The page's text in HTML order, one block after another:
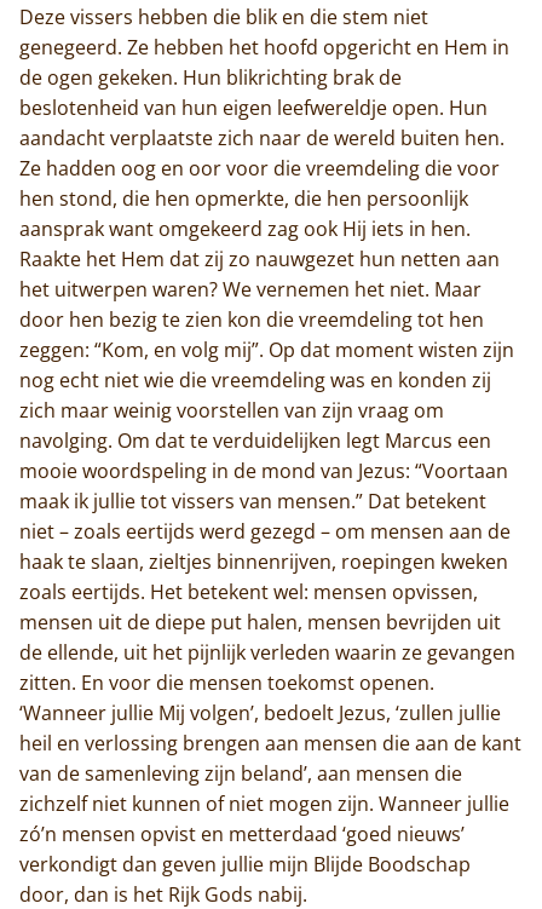
Home
Trappisten
De abdij
Actueel
Monnik worden
Contact
Deze vissers hebben die blik en die stem niet
genegeerd. Ze hebben het hoofd opgericht en Hem in
de ogen gekeken. Hun blikrichting brak de
beslotenheid van hun eigen leefwereldje open. Hun
aandacht verplaatste zich naar de wereld buiten hen.
Ze hadden oog en oor voor die vreemdeling die voor
hen stond, die hen opmerkte, die hen persoonlijk
aansprak want omgekeerd zag ook Hij iets in hen.
Raakte het Hem dat zij zo nauwgezet hun netten aan
het uitwerpen waren? We vernemen het niet. Maar
door hen bezig te zien kon die vreemdeling tot hen
zeggen: “Kom, en volg mij”. Op dat moment wisten zijn
nog echt niet wie die vreemdeling was en konden zij
zich maar weinig voorstellen van zijn vraag om
navolging. Om dat te verduidelijken legt Marcus een
mooie woordspeling in de mond van Jezus: “Voortaan
maak ik jullie tot vissers van mensen.” Dat betekent
niet – zoals eertijds werd gezegd – om mensen aan de
haak te slaan, zieltjes binnenrijven, roepingen kweken
zoals eertijds. Het betekent wel: mensen opvissen,
mensen uit de diepe put halen, mensen bevrijden uit
de ellende, uit het pijnlijk verleden waarin ze gevangen
zitten. En voor die mensen toekomst openen.
‘Wanneer jullie Mij volgen’, bedoelt Jezus, ‘zullen jullie
heil en verlossing brengen aan mensen die aan de kant
van de samenleving zijn beland’, aan mensen die
zichzelf niet kunnen of niet mogen zijn. Wanneer jullie
zó’n mensen opvist en metterdaad ‘goed nieuws’
verkondigt dan geven jullie mijn Blijde Boodschap
door, dan is het Rijk Gods nabij.